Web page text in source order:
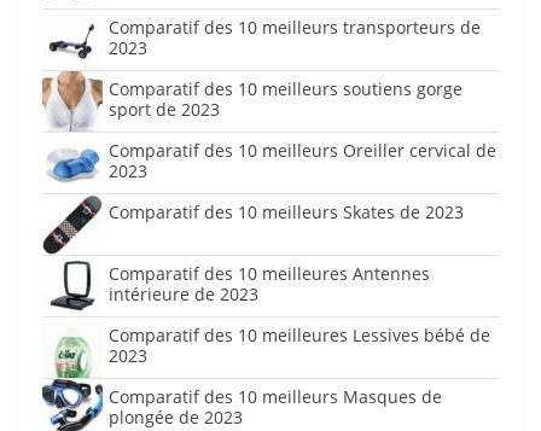
Comparatif des 10 meilleurs transporteurs de
2023
Comparatif des 10 meilleurs soutiens gorge
sport de 2023
Comparatif des 10 meilleurs Oreiller cervical de
2023
Comparatif des 10 meilleurs Skates de 2023
Comparatif des 10 meilleures Antennes
intérieure de 2023
Comparatif des 10 meilleures Lessives bébé de
2023
Comparatif des 10 meilleurs Masques de
plongée de 2023